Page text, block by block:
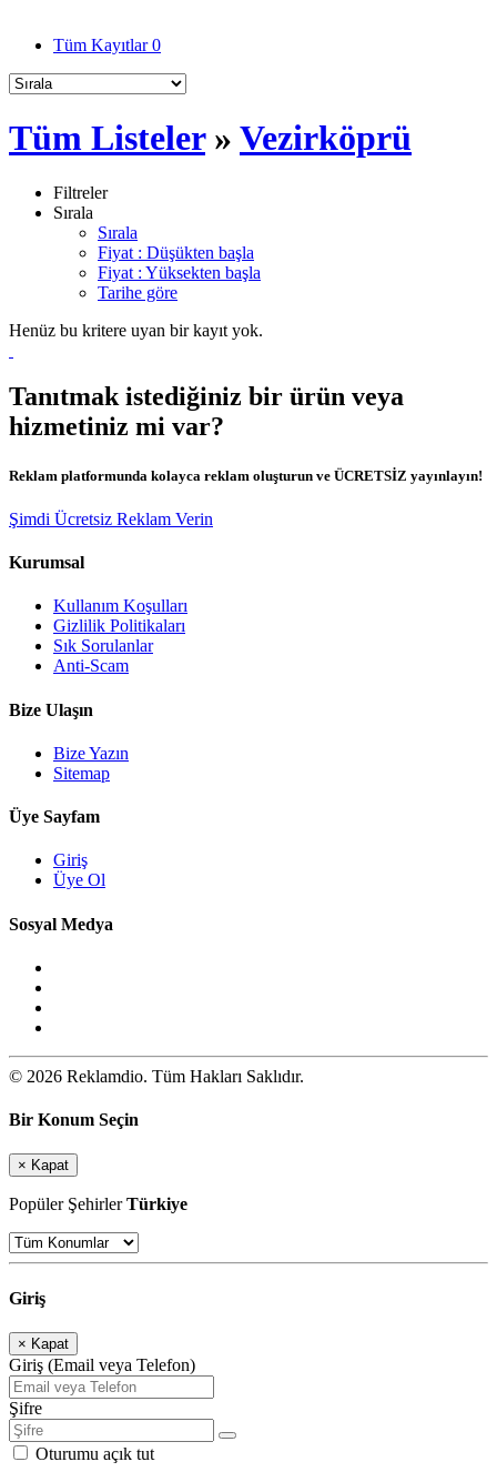
Tüm Kayıtlar0
Tüm Listeler» Vezirköprü
Filtreler
Sırala
Sırala
Fiyat : Düşükten başla
Fiyat : Yüksekten başla
Tarihe göre
Henüz bu kritere uyan bir kayıt yok.
Tanıtmak istediğiniz bir ürün veya
hizmetiniz mi var?
Reklam platformunda kolayca reklam oluşturun ve ÜCRETSİZ yayınlayın!
Şimdi Ücretsiz Reklam Verin
Kurumsal
Kullanım Koşulları
Gizlilik Politikaları
Sık Sorulanlar
Anti-Scam
Bize Ulaşın
Bize Yazın
Sitemap
Üye Sayfam
Giriş
Üye Ol
Sosyal Medya
© 2026 Reklamdio. Tüm Hakları Saklıdır.
Bir Konum Seçin
× Kapat
Popüler ŞehirlerTürkiye
Giriş
× Kapat
Giriş (Email veya Telefon)
Şifre
Oturumu açık tut